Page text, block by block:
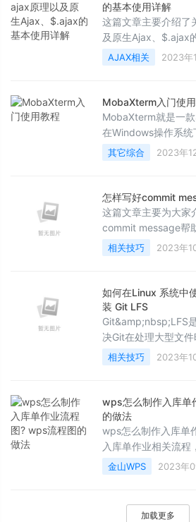
的基本使用详解
这篇文章主要介绍了
及原生Ajax、$.ajax
是前后端交互的重要
于it行业，ajax那就
参考下
AJAX相关 2023年
MobaXterm入门使
MobaXterm就是一
在Windows操作系
务器，本文主要介绍
程，感兴趣的可以了
其它综合 2023年
怎样写好commit
这篇文章主要为大家
commit message帮
详解，有需要的朋友
够有所帮助，祝大家
相关技巧 2023年
如何在Linux 系统中
装 Git LFS
Git&amp;nbsp;LFS
决Git在处理大型文
篇文章主要介绍了在
理器来安装
相关技巧 2023年
wps怎么制作入库单
的做法
wps怎么制作入库单
入库单作业相关流程
怎么操作呢？下面我
做法，需要的朋友可
金山WPS 2023年
加载更多